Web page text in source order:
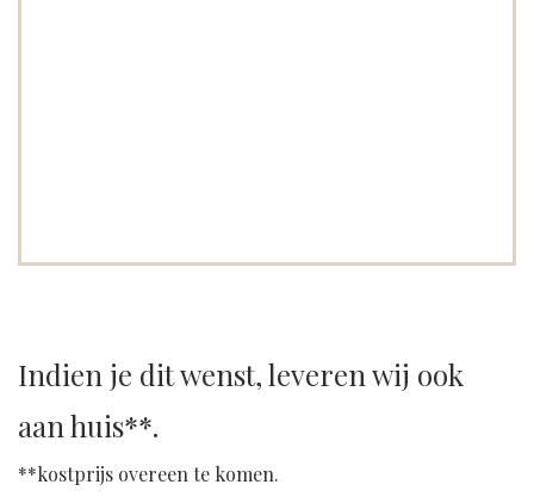
Indien je dit wenst, leveren wij ook
aan huis**.
**kostprijs overeen te komen.